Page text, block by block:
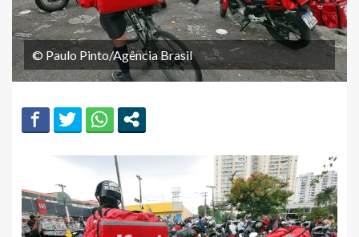
© Paulo Pinto/Agência Brasil